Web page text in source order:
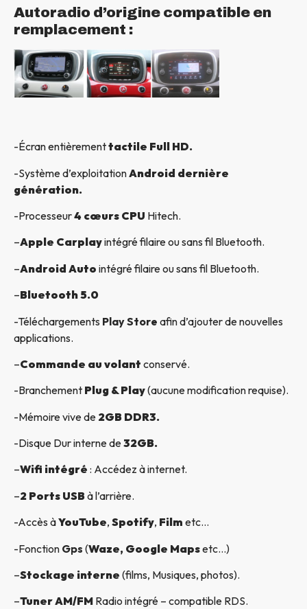
Autoradio d’origine compatible en
remplacement :
-Écran entièrementtactile Full HD.
-Système d’exploitationAndroid dernière
génération.
-Processeur4 cœurs CPU Hitech.
–Apple Carplayintégré filaire ou sans fil Bluetooth.
–Android Auto intégré filaire ou sans fil Bluetooth.
–Bluetooth 5.0
-Téléchargements Play Store afin d’ajouter de nouvelles
applications.
–Commande au volant conservé.
-Branchement Plug & Play(aucune modification requise).
-Mémoire vive de 2GB DDR3.
-Disque Dur interne de32GB.
–Wifi intégré : Accédez à internet.
–2 Ports USBà l’arrière.
-Accès àYouTube, Spotify, Film etc…
-Fonction Gps (Waze, Google Mapsetc…)
–Stockage interne (films, Musiques, photos).
–Tuner AM/FM Radio intégré – compatible RDS.